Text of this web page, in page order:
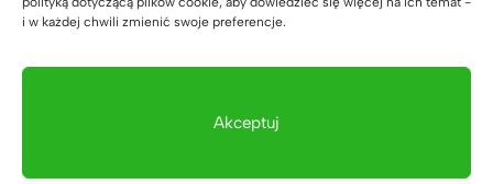
i w każdej chwili zmienić swoje preferencje.
Akceptuj
zamówienie
Meble dla szkoły językowej Lucky